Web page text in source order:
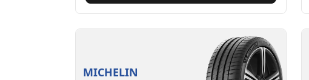
MICHELIN